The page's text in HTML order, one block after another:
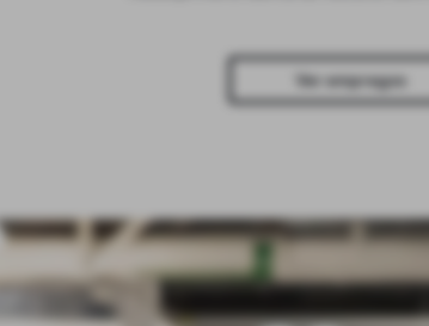
Ver empregos